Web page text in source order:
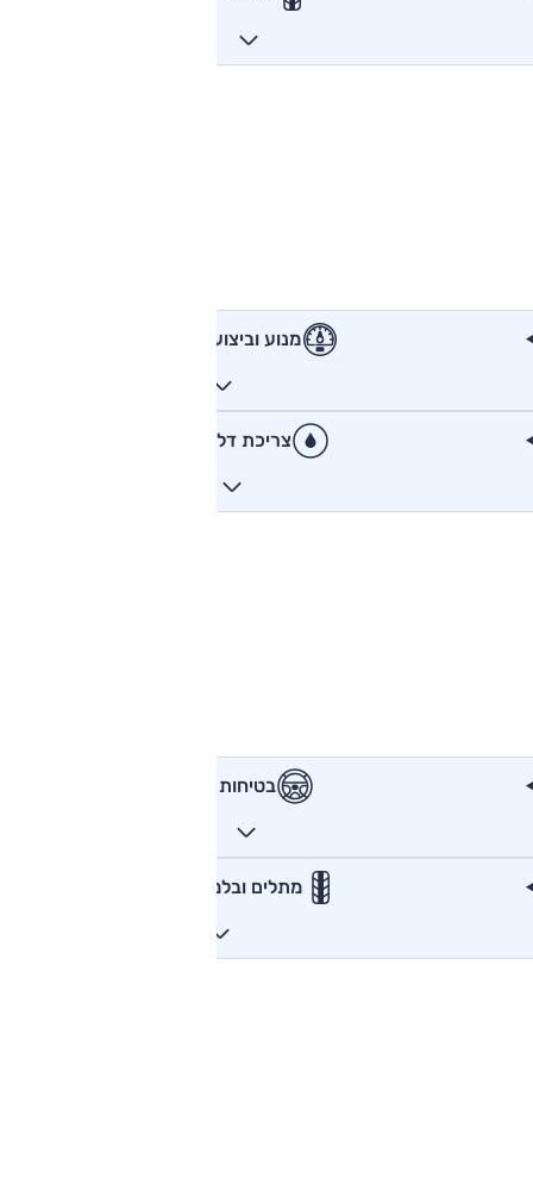
מנוע וביצועים
צריכת דלק
בטיחות
מתלים ובלמים